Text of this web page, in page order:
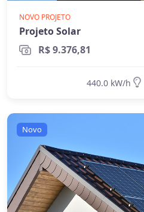
NOVO PROJETO
Projeto Solar
R$ 9.376,81
440.0 kW/h
Novo